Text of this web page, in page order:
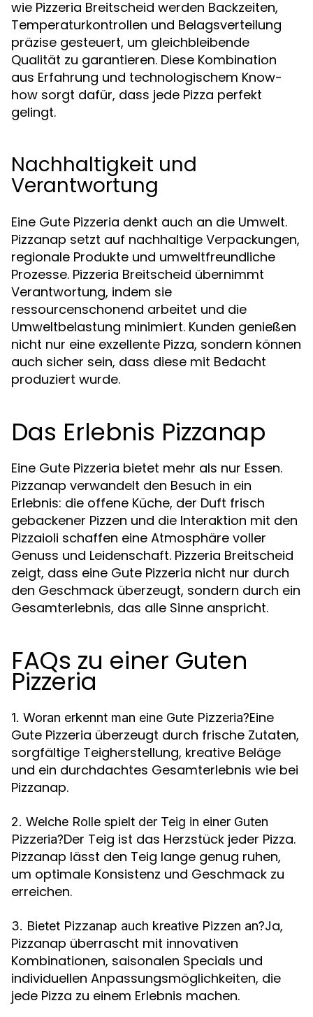
wie Pizzeria Breitscheid werden Backzeiten,
Temperaturkontrollen und Belagsverteilung
präzise gesteuert, um gleichbleibende
Qualität zu garantieren. Diese Kombination
aus Erfahrung und technologischem Know-
how sorgt dafür, dass jede Pizza perfekt
gelingt.
Nachhaltigkeit und
Verantwortung
Eine Gute Pizzeria denkt auch an die Umwelt.
Pizzanap setzt auf nachhaltige Verpackungen,
regionale Produkte und umweltfreundliche
Prozesse. Pizzeria Breitscheid übernimmt
Verantwortung, indem sie
ressourcenschonend arbeitet und die
Umweltbelastung minimiert. Kunden genießen
nicht nur eine exzellente Pizza, sondern können
auch sicher sein, dass diese mit Bedacht
produziert wurde.
Das Erlebnis Pizzanap
Eine Gute Pizzeria bietet mehr als nur Essen.
Pizzanap verwandelt den Besuch in ein
Erlebnis: die offene Küche, der Duft frisch
gebackener Pizzen und die Interaktion mit den
Pizzaioli schaffen eine Atmosphäre voller
Genuss und Leidenschaft. Pizzeria Breitscheid
zeigt, dass eine Gute Pizzeria nicht nur durch
den Geschmack überzeugt, sondern durch ein
Gesamterlebnis, das alle Sinne anspricht.
FAQs zu einer Guten
Pizzeria
1. Woran erkennt man eine Gute Pizzeria?Eine
Gute Pizzeria überzeugt durch frische Zutaten,
sorgfältige Teigherstellung, kreative Beläge
und ein durchdachtes Gesamterlebnis wie bei
Pizzanap.
2. Welche Rolle spielt der Teig in einer Guten
Pizzeria?Der Teig ist das Herzstück jeder Pizza.
Pizzanap lässt den Teig lange genug ruhen,
um optimale Konsistenz und Geschmack zu
erreichen.
3. Bietet Pizzanap auch kreative Pizzen an?Ja,
Pizzanap überrascht mit innovativen
Kombinationen, saisonalen Specials und
individuellen Anpassungsmöglichkeiten, die
jede Pizza zu einem Erlebnis machen.